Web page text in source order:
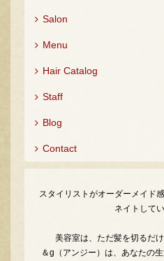
Salon
Menu
Hair Catalog
Staff
Blog
Contact
スタイリストがオーダーメイド
ネイトして
美容室は、ただ髪を切るだ
＆g（アンジー）は、あなたの